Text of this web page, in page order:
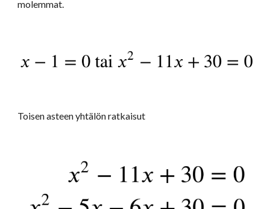
molemmat.
Toisen asteen yhtälön ratkaisut